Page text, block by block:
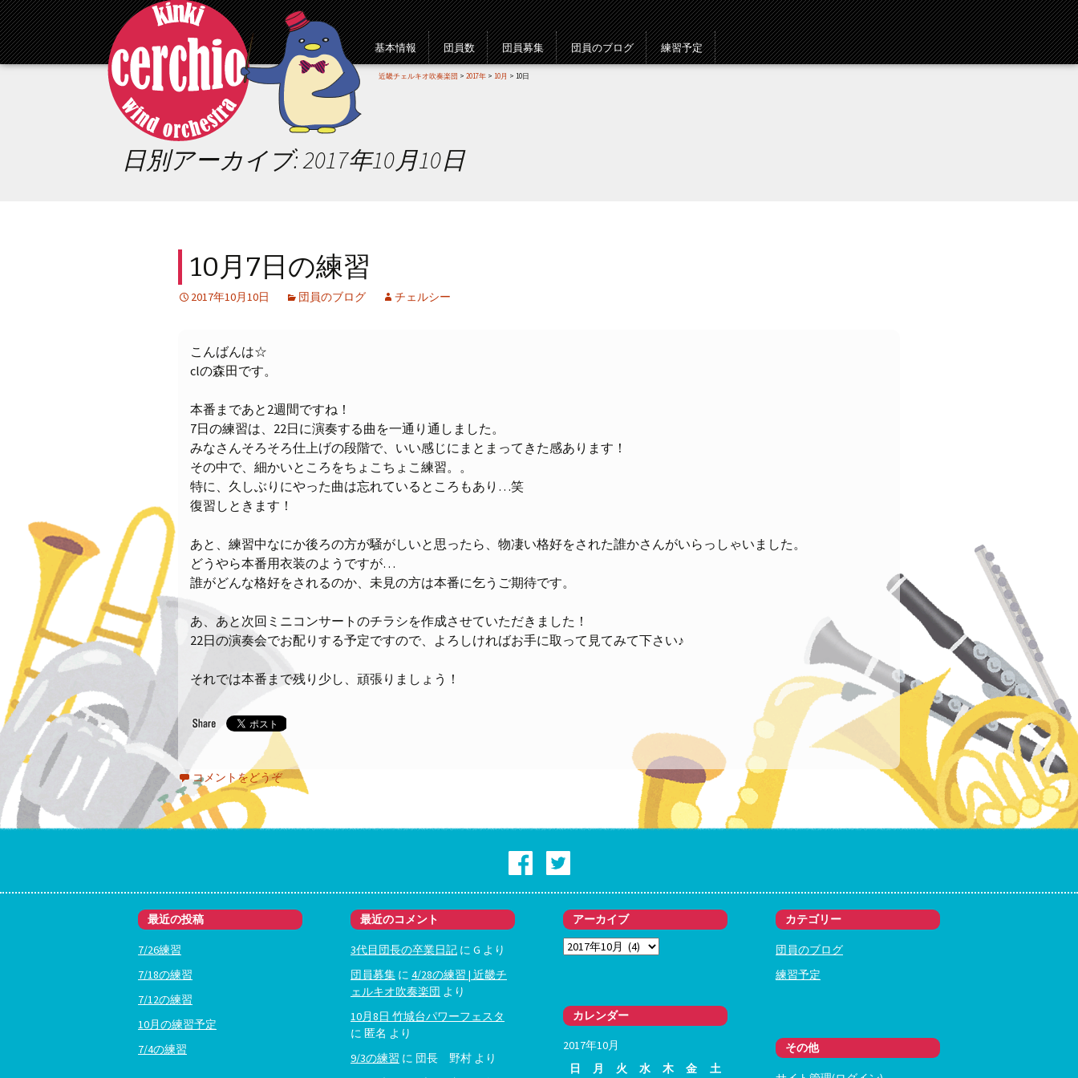
コ
ン
テ
ン
ツ
へ
基本情報 団員数 団員募集 団員のブログ 練習予定
近畿チェルキオ吹奏楽団 > 2017年 > 10月 > 10日
日別アーカイブ: 2017年10月10日
10月7日の練習
2017年10月10日 団員のブログ チェルシー
こんばんは☆
clの森田です。
本番まであと2週間ですね！
7日の練習は、22日に演奏する曲を一通り通しました。
みなさんそろそろ仕上げの段階で、いい感じにまとまってきた感あります！
その中で、細かいところをちょこちょこ練習。。
特に、久しぶりにやった曲は忘れているところもあり…笑
復習しときます！
あと、練習中なにか後ろの方が騒がしいと思ったら、物凄い格好をされた誰かさんがいらっしゃいました。
どうやら本番用衣装のようですが…
誰がどんな格好をされるのか、未見の方は本番に乞うご期待です。
あ、あと次回ミニコンサートのチラシを作成させていただきました！
22日の演奏会でお配りする予定ですので、よろしければお手に取って見てみて下さい♪
それでは本番まで残り少し、頑張りましょう！
コメントをどうぞ
最近の投稿
7/26練習
7/18の練習
7/12の練習
10月の練習予定
7/4の練習
最近のコメント
3代目団長の卒業日記 に G より
団員募集 に 4/28の練習 | 近畿チ
ェルキオ吹奏楽団 より
10月8日 竹城台パワーフェスタ
に 匿名 より
9/3の練習 に 団長 野村 より
アーカイブ
ア
ブ
カテゴリー
団員のブログ
練習予定
カレンダー
2017年10月
日
月 火 水 木 金 土
その他